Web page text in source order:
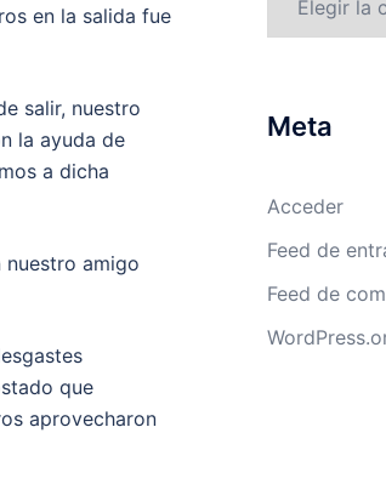
en la salida fue
salir, nuestro
la ayuda de
a dicha
nuestro amigo
que
aprovecharon
Meta
Acceder
Feed de
Feed de